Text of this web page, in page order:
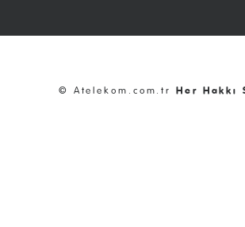
© Atelekom.com.trHer Hakkı